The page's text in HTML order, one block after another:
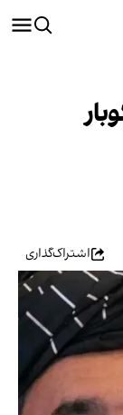
اشتراک‌گذاری